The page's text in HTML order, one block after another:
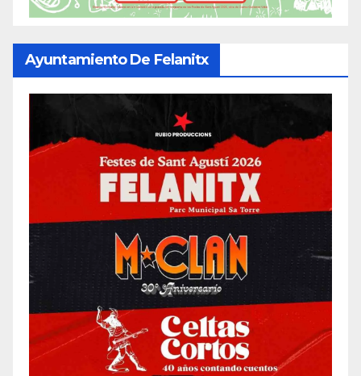
Ayuntamiento De Felanitx